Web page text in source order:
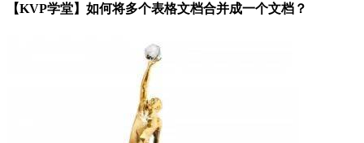
【KVP学堂】如何将多个表格文档合并成一个文档？